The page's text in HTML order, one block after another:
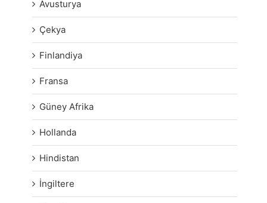
Avusturya
Çekya
Finlandiya
Fransa
Güney Afrika
Hollanda
Hindistan
İngiltere